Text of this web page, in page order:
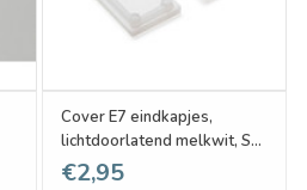
Cover E7 eindkapjes,
lichtdoorlatend melkwit, Set
van twee
€2,95